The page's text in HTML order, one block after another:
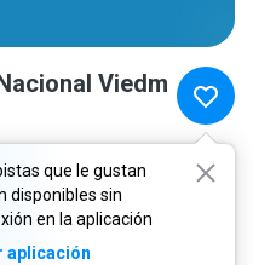
que le gustan
disponibles sin
en la aplicación
aplicación
Viedm